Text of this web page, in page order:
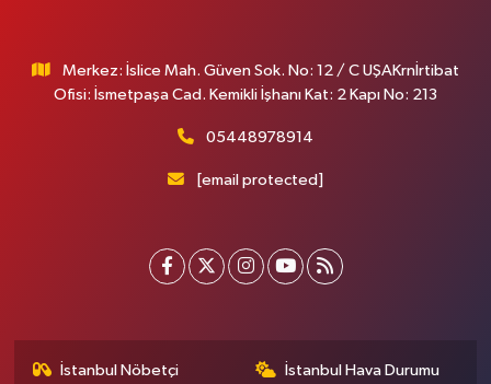
Merkez: İslice Mah. Güven Sok. No: 12 / C UŞAKrnİrtibat
Ofisi: İsmetpaşa Cad. Kemikli İşhanı Kat: 2 Kapı No: 213
05448978914
[email protected]
İstanbul Nöbetçi
İstanbul Hava Durumu